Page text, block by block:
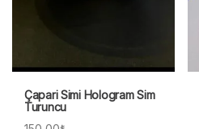
Çapari Simi Hologram Sim
Turuncu